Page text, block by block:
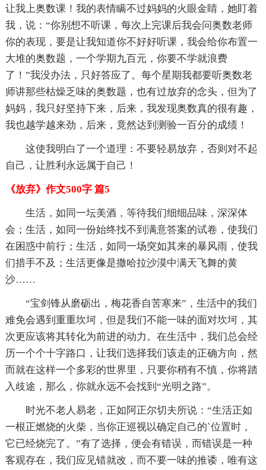
让我上奥数课！我的表情瞒不过妈妈的火眼金睛，她盯着
我，说：“你别想不听课，每次上完课后我会问奥数老师
你的表现，要是让我知道你不好好听课，我会给你布置一
大堆的奥数题，一个学期九百元，你要不学就浪费
了！”我没办法，只好答应了。每个星期我都要听奥数老
师讲那些枯燥乏味的奥数题，也有过放弃的念头，但为了
妈妈，我只好坚持下来，后来，我发现奥数真的很有趣，
我也越学越来劲，后来，竟然达到测验一百分的成绩！
这使我明白了一个道理：不要轻易放弃，否则对不起
自己，让胜利永远属于自己！
《放弃》作文500字 篇5
生活，如同一坛美酒，等待我们细细品味，深深体
会；生活，如同一份始终找不到满意答案的试卷，使我们
在困惑中前行；生活，如同一场突如其来的暴风雨，使我
们措手不及；生活更像是撒哈拉沙漠中满天飞舞的黄
沙……
“宝剑锋从磨砺出，梅花香自苦寒来”，生活中的我们
难免会遇到重重坎坷，但是我们不能一味的面对坎坷，其
次更应该将其转化为前进的动力。在生活中，我们总会经
历一个个十字路口，让我们选择我们该走的正确方向，然
而就在这样一个多彩的世界里，只要你稍有不慎，你将踏
入歧途，那么，你就永远不会找到“光明之路”。
时光不老人易老，正如阿正尔切夫所说：“生活正如
一根正燃烧的火柴，当你正巡视以确定自己的`位置时，
它已经烧完了。”有了选择，便会有错误，而错误是一种
客观存在，我们应见错就改，而不要一味的推诿，唯有这